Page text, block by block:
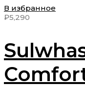
В избранное
₽5,290